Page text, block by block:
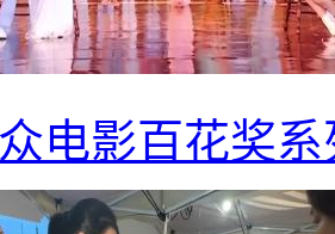
电影百花奖